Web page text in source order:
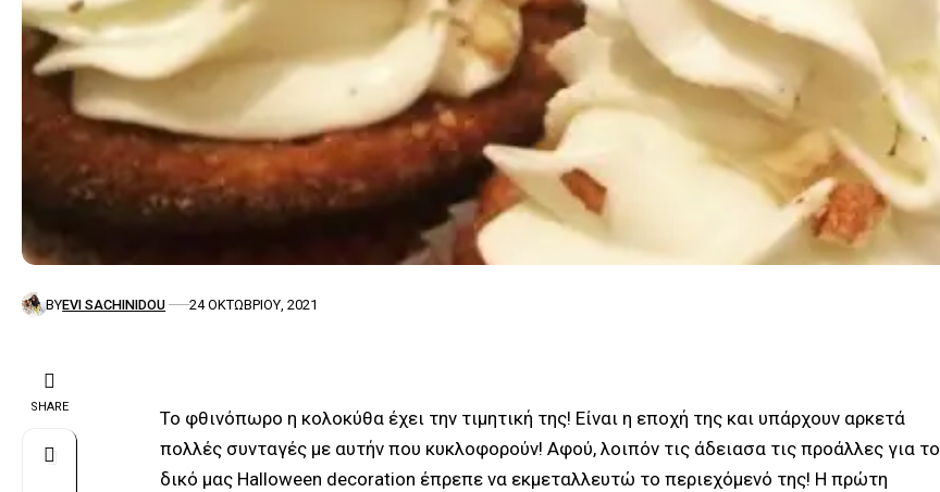
BYEVI SACHINIDOU 24 ΟΚΤΩΒΡΊΟΥ, 2021
SHARE
Το φθινόπωρο η κολοκύθα έχει την τιμητική της! Είναι η εποχή της και υπάρχουν αρκετά
πολλές συνταγές με αυτήν που κυκλοφορούν! Αφού, λοιπόν τις άδειασα τις προάλλες για το
δικό μας Halloween decoration έπρεπε να εκμεταλλευτώ το περιεχόμενό της! Η πρώτη